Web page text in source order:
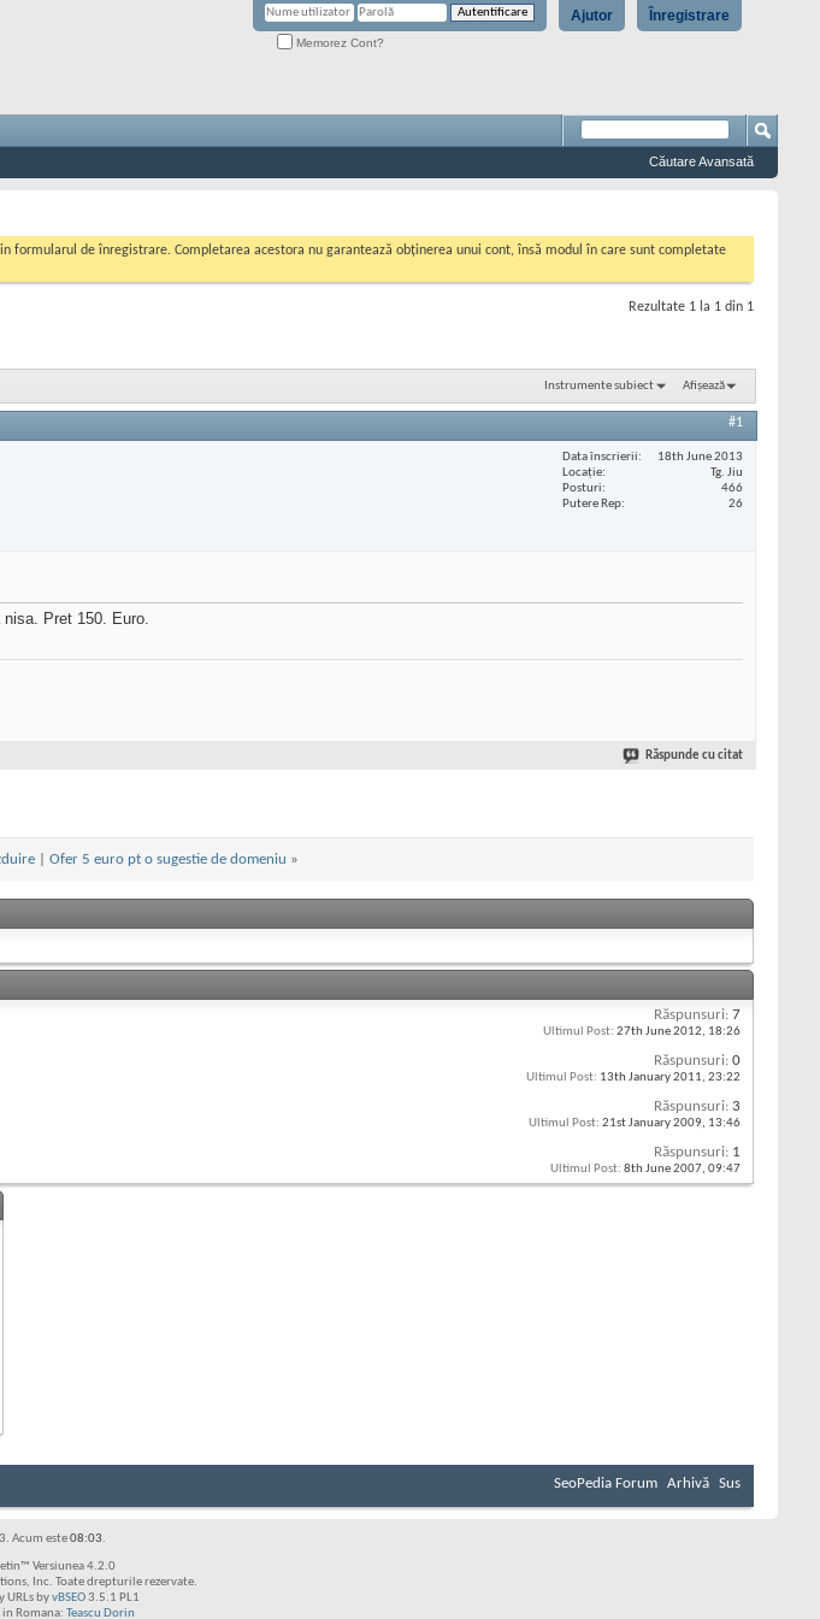
Înregistrare
Ajutor
Memorez Cont?
Căutare Avansată
formularul de înregistrare. Completarea acestora nu garantează obținerea unui cont, însă modul în care sunt completate
Rezultate 1 la 1 din 1
Instrumente subiect Afișează
#1
Data înscrierii
18th June 2013
Locaţie
Tg. Jiu
Posturi
466
Putere Rep
26
Pret 150. Euro.
Răspunde cu citat
| Ofer 5 euro pt o sugestie de domeniu »
Răspunsuri: 7
Ultimul Post: 27th June 2012, 18:26
Răspunsuri: 0
Ultimul Post: 13th January 2011, 23:22
Răspunsuri: 3
Ultimul Post: 21st January 2009, 13:46
Răspunsuri: 1
Ultimul Post: 8th June 2007, 09:47
SeoPedia Forum Arhivă Sus
Acum este08:03.
Versiunea 4.2.0
Inc. Toate drepturile rezervate.
URLs byvBSEO3.5.1 PL1
Romana: Teascu Dorin